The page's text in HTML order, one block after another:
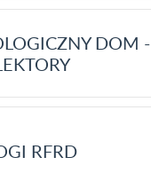
DOM -
RFRD